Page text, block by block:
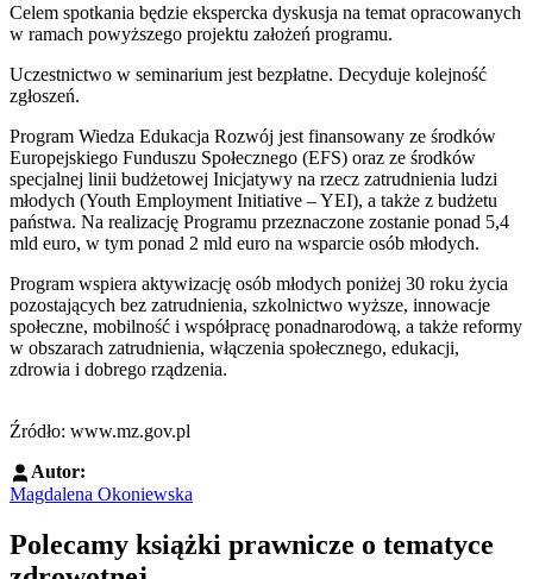
Celem spotkania będzie ekspercka dyskusja na temat opracowanych
w ramach powyższego projektu założeń programu.
Uczestnictwo w seminarium jest bezpłatne. Decyduje kolejność
zgłoszeń.
Program Wiedza Edukacja Rozwój jest finansowany ze środków
Europejskiego Funduszu Społecznego (EFS) oraz ze środków
specjalnej linii budżetowej Inicjatywy na rzecz zatrudnienia ludzi
młodych (Youth Employment Initiative – YEI), a także z budżetu
państwa. Na realizację Programu przeznaczone zostanie ponad 5,4
mld euro, w tym ponad 2 mld euro na wsparcie osób młodych.
Program wspiera aktywizację osób młodych poniżej 30 roku życia
pozostających bez zatrudnienia, szkolnictwo wyższe, innowacje
społeczne, mobilność i współpracę ponadnarodową, a także reformy
w obszarach zatrudnienia, włączenia społecznego, edukacji,
zdrowia i dobrego rządzenia.
Źródło: www.mz.gov.pl
Autor:
Magdalena Okoniewska
Polecamy książki prawnicze o tematyce